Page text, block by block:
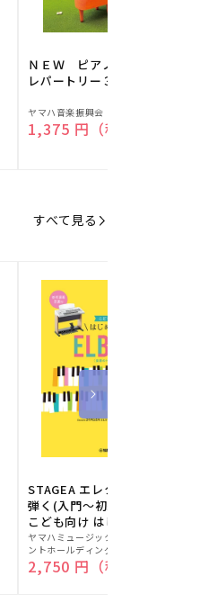
ＮＥＷ ピアノスタディ
レパートリー３
販
売
ヤマハ音楽振興会
通常価格
1,375 円（税込）
すべて見る
STAGEA エレクトーンで
弾く(入門～初級) Vol.86
こども向け はじめよう！
ELB-02(楽器のトリセツ
付)
販
売
元:
ヤマハミュージックエンタテインメ
ントホールディングス
通常価格
2,750 円（税込）